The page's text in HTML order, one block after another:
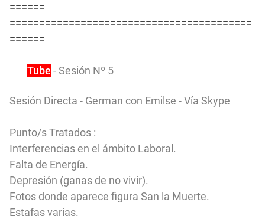
======
=========================================
======
Tube - Sesión Nº 5
Sesión Directa - German con Emilse - Vía Skype
Punto/s Tratados :
Interferencias en el ámbito Laboral.
Falta de Energía.
Depresión (ganas de no vivir).
Fotos donde aparece figura San la Muerte.
Estafas varias.